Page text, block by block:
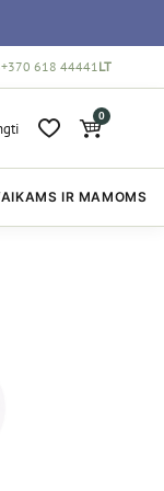
+370 618 44441LT
0
IR MAMOMS